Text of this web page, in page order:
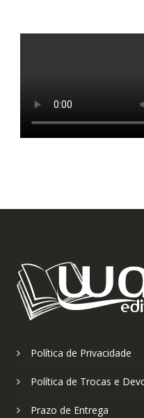
Política de Privacidade
Política de Trocas e
Prazo de Entrega